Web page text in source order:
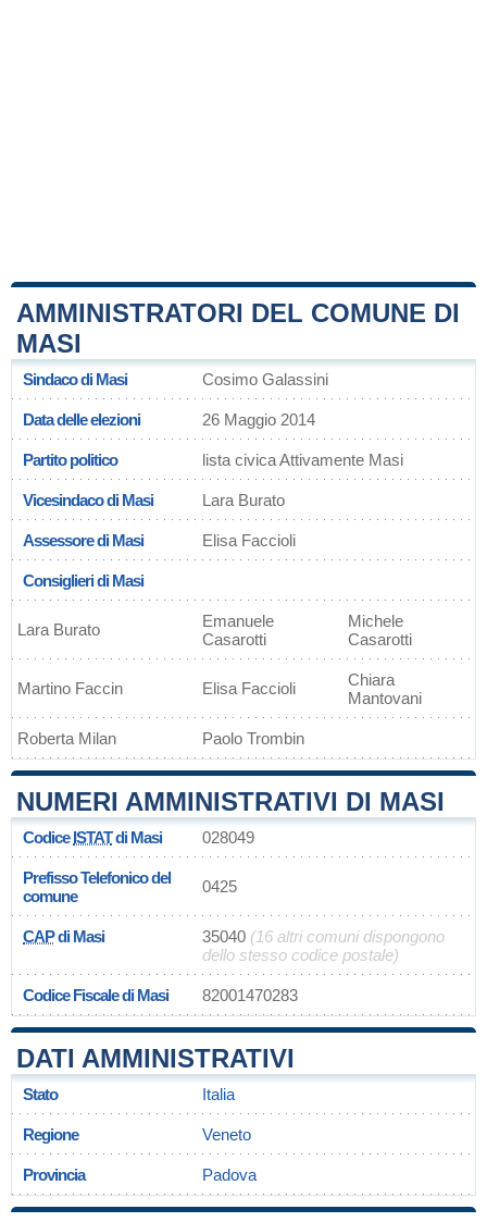
AMMINISTRATORI DEL COMUNE DI
MASI
Sindaco di Masi Cosimo Galassini
Data delle elezioni 26 Maggio 2014
Partito politico lista civica Attivamente Masi
Vicesindaco di Masi Lara Burato
Assessore di Masi Elisa Faccioli
Consiglieri di Masi
Lara Burato
Emanuele
Casarotti
Michele
Casarotti
Martino Faccin Elisa Faccioli
Chiara
Mantovani
Roberta Milan Paolo Trombin
NUMERI AMMINISTRATIVI DI MASI
CodiceISTATdi Masi 028049
Prefisso Telefonico del
comune
0425
CAPdi Masi 35040 (16 altri comuni dispongono
dello stesso codice postale)
Codice Fiscale di Masi 82001470283
DATI AMMINISTRATIVI
Stato Italia
Regione Veneto
Provincia Padova